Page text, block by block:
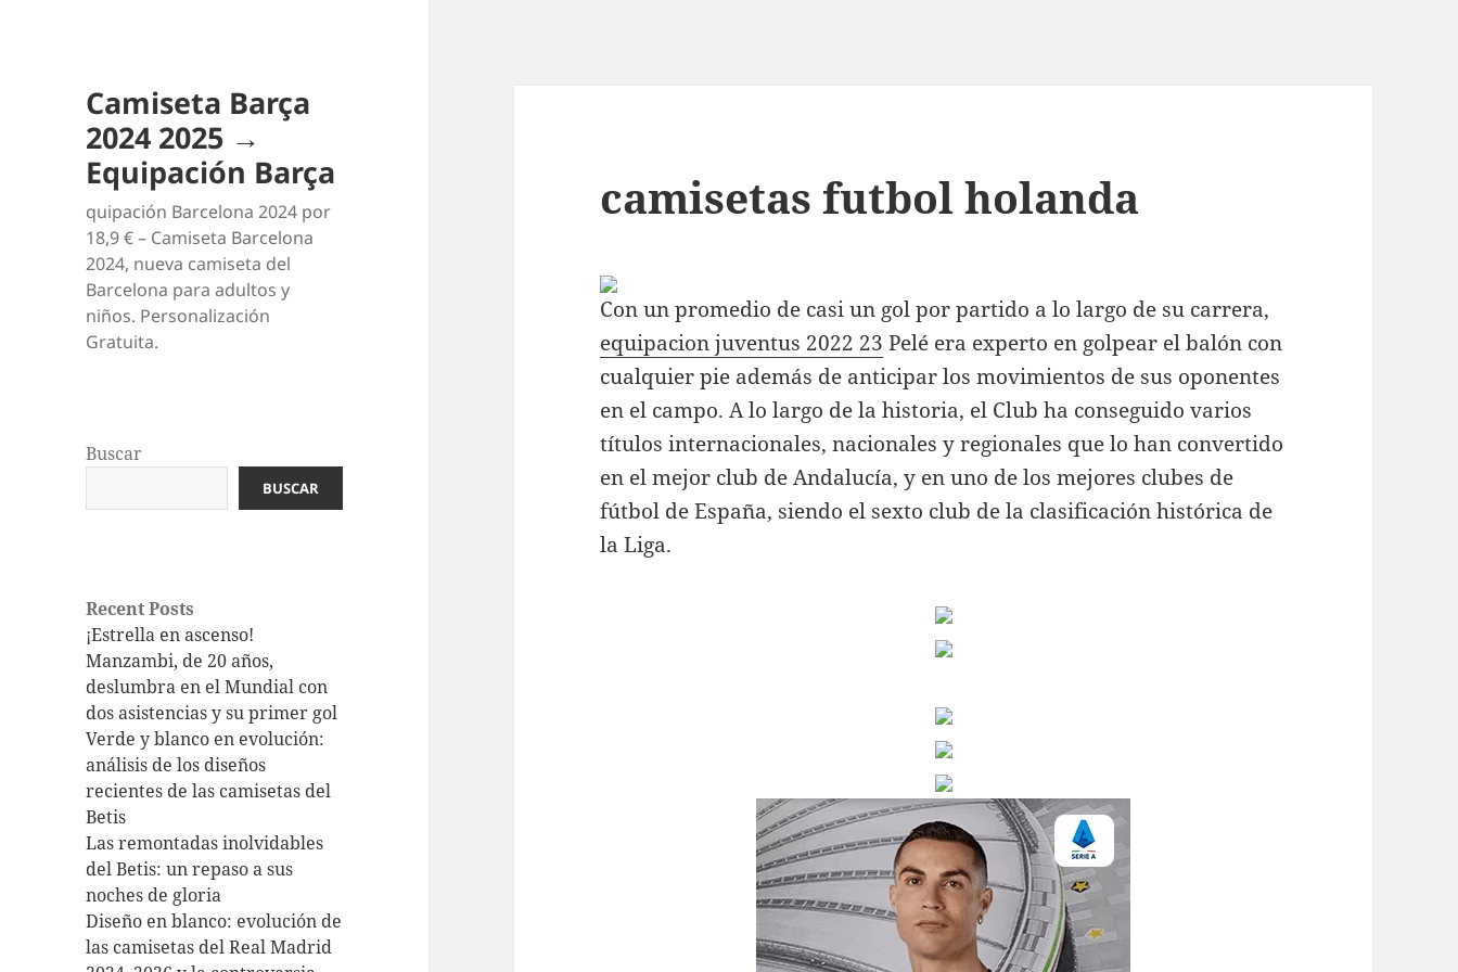
Camiseta Barça
2024 2025 →
Equipación Barça
quipación Barcelona 2024 por
18,9 € – Camiseta Barcelona
2024, nueva camiseta del
Barcelona para adultos y
niños. Personalización
Gratuita.
Buscar
BUSCAR
Recent Posts
¡Estrella en ascenso!
Manzambi, de 20 años,
deslumbra en el Mundial con
dos asistencias y su primer gol
Verde y blanco en evolución:
análisis de los diseños
recientes de las camisetas del
Betis
Las remontadas inolvidables
del Betis: un repaso a sus
noches de gloria
Diseño en blanco: evolución de
las camisetas del Real Madrid
camisetas futbol holanda
Con un promedio de casi un gol por partido a lo largo de su carrera,
equipacion juventus 2022 23 Pelé era experto en golpear el balón con
cualquier pie además de anticipar los movimientos de sus oponentes
en el campo. A lo largo de la historia, el Club ha conseguido varios
títulos internacionales, nacionales y regionales que lo han convertido
en el mejor club de Andalucía, y en uno de los mejores clubes de
fútbol de España, siendo el sexto club de la clasificación histórica de
la Liga.